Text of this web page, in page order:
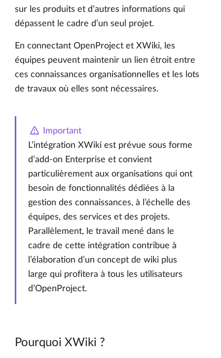
sur les produits et d’autres informations qui
dépassent le cadre d’un seul projet.
En connectant OpenProject et XWiki, les
équipes peuvent maintenir un lien étroit entre
ces connaissances organisationnelles et les lots
de travaux où elles sont nécessaires.
Important
L’intégration XWiki est prévue sous forme
d’add-on Enterprise et convient
particulièrement aux organisations qui ont
besoin de fonctionnalités dédiées à la
gestion des connaissances, à l’échelle des
équipes, des services et des projets.
Parallèlement, le travail mené dans le
cadre de cette intégration contribue à
l’élaboration d’un concept de wiki plus
large qui profitera à tous les utilisateurs
d’OpenProject.
Pourquoi XWiki ?